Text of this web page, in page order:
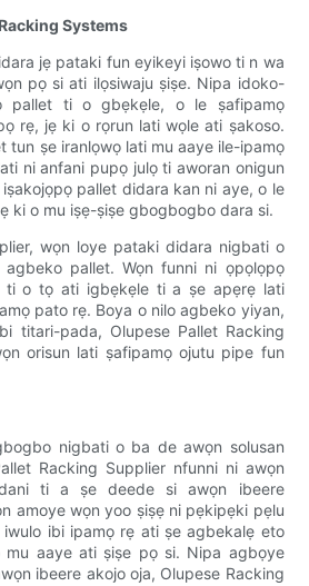
Systems
jẹ pataki fun eyikeyi iṣowo ti n wa
pọ si ati ilọsiwaju ṣiṣe. Nipa idoko-
pallet ti o gbẹkẹle, o le ṣafipamọ
rẹ, jẹ ki o rọrun lati wọle ati ṣakoso.
tun ṣe iranlọwọ lati mu aaye ile-ipamọ
ni anfani pupọ julọ ti aworan onigun
pallet didara kan ni aye, o le
ki o mu iṣẹ-ṣiṣe gbogbogbo dara si.
wọn loye pataki didara nigbati o
pallet. Wọn funni ni ọpọlọpọ
ti o tọ ati igbẹkẹle ti a ṣe apẹrẹ lati
pato rẹ. Boya o nilo agbeko yiyan,
titari-pada, Olupese Pallet Racking
orisun lati ṣafipamọ ojutu pipe fun
nigbati o ba de awọn solusan
Racking Supplier nfunni ni awọn
ti a ṣe deede si awọn ibeere
amoye wọn yoo ṣiṣẹ ni pẹkipẹki pẹlu
ibi ipamọ rẹ ati ṣe agbekalẹ eto
aaye ati ṣiṣe pọ si. Nipa agbọye
ibeere akojo oja, Olupese Racking